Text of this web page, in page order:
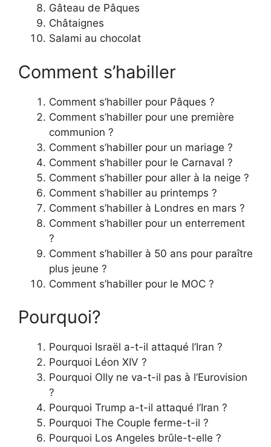
Gâteau de Pâques
Châtaignes
Salami au chocolat
Comment s’habiller
Comment s’habiller pour Pâques ?
Comment s’habiller pour une première
communion ?
Comment s’habiller pour un mariage ?
Comment s’habiller pour le Carnaval ?
Comment s’habiller pour aller à la neige ?
Comment s’habiller au printemps ?
Comment s’habiller à Londres en mars ?
Comment s’habiller pour un enterrement
?
Comment s’habiller à 50 ans pour paraître
plus jeune ?
Comment s’habiller pour le MOC ?
Pourquoi?
Pourquoi Israël a-t-il attaqué l’Iran ?
Pourquoi Léon XIV ?
Pourquoi Olly ne va-t-il pas à l’Eurovision
?
Pourquoi Trump a-t-il attaqué l’Iran ?
Pourquoi The Couple ferme-t-il ?
Pourquoi Los Angeles brûle-t-elle ?